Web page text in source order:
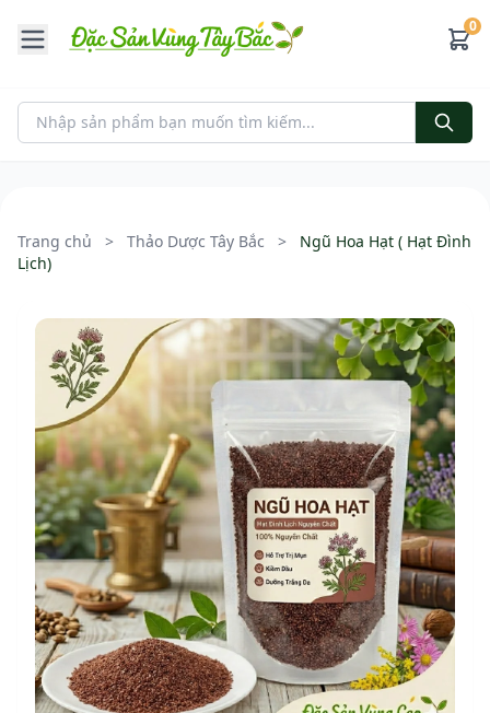
0
Trang chủ > Thảo Dược Tây Bắc >
Ngũ Hoa Hạt ( Hạt Đình
Lịch)